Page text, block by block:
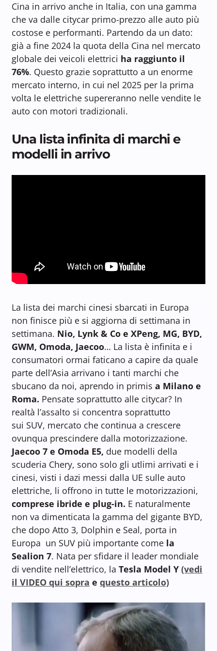
Cina in arrivo anche in Italia, con una gamma
che va dalle citycar primo-prezzo alle auto più
costose e performanti. Partendo da un dato:
già a fine 2024 la quota della Cina nel mercato
globale dei veicoli elettrici ha raggiunto il
76%. Questo grazie soprattutto a un enorme
mercato interno, in cui nel 2025 per la prima
volta le elettriche supereranno nelle vendite le
auto con motori tradizionali.
Una lista infinita di marchi e
modelli in arrivo
La lista dei marchi cinesi sbarcati in Europa
non finisce più e si aggiorna di settimana in
settimana. Nio, Lynk & Co e XPeng, MG, BYD,
GWM, Omoda, Jaecoo… La lista è infinita e i
consumatori ormai faticano a capire da quale
parte dell’Asia arrivano i tanti marchi che
sbucano da noi, aprendo in primis a Milano e
Roma. Pensate soprattutto alle citycar? In
realtà l’assalto si concentra soprattutto
sui SUV, mercato che continua a crescere
ovunqua prescindere dalla motorizzazione.
Jaecoo 7 e Omoda E5, due modelli della
scuderia Chery, sono solo gli utlimi arrivati e i
cinesi, visti i dazi messi dalla UE sulle auto
elettriche, li offrono in tutte le motorizzazioni,
comprese ibride e plug-in. E naturalmente
non va dimenticata la gamma del gigante BYD,
che dopo Atto 3, Dolphin e Seal, porta in
Europa un SUV più importante come la
Sealion 7. Nata per sfidare il leader mondiale
di vendite nell’elettrico, la Tesla Model Y (vedi
il VIDEO qui sopra e questo articolo)